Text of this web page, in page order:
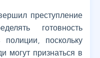
преступление
готовность
поскольку
могут признаться в